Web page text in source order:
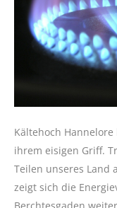
Kältehoch
ihrem eisigen Griff.
Teilen unseres Land
zeigt sich die